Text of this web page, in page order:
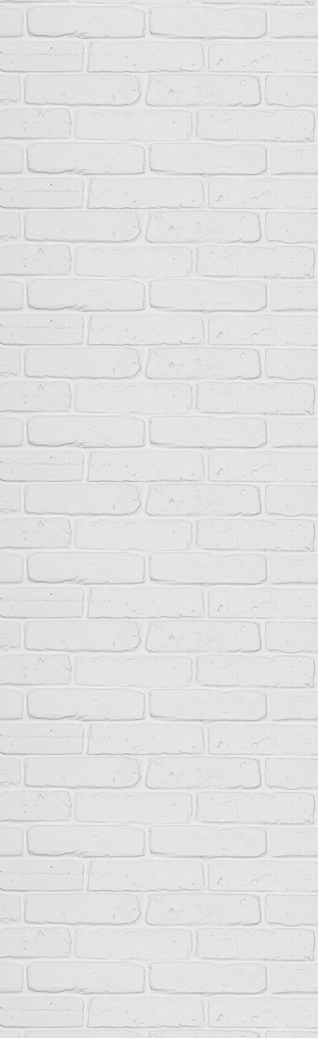
Группа условий эксплуатации в части воздействия
механических факторов внешней среды
М3
Окружающая среда
Рабочее положение
Глубина, мм
Вес, кг 5…150
Срок службы, лет
Формулировка заказа
При заказе ПР11 необходимо указать следующее:
Обозначение НКУ в соответствии с условным обозначением.
При необходимости следует указать технические
При необходимости указать климатическое исполнение и
Пример записи шкафа ПР11 при оформлении заказа
ПР11-3066-31У3 (6хC40А, 6хC32А, 3хВ16А, 9хС6А)
Низковольтное комплектное устройство серии ПР11 навесного
250 А и с 24 выводными однополюсными автоматическими
в шкафу с габаритами 1000х650х300 мм, степенью защиты IP31 и
Комплектность поставки
ПР11-ХХХХ-ХХХХ 1 шт.
Комплект ключей 1 компл.
Паспорт изделия
Комплект сертификатов (по запросу). 1 компл.